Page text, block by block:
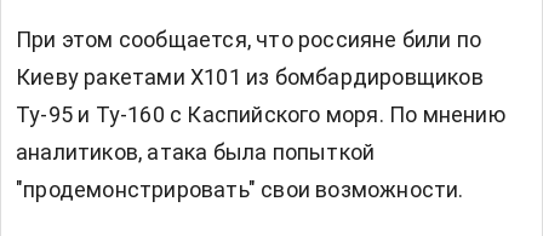
При этом сообщается, что россияне били по
Киеву ракетами Х101 из бомбардировщиков
Ту-95 и Ту-160 с Каспийского моря. По мнению
аналитиков, атака была попыткой
"продемонстрировать" свои возможности.